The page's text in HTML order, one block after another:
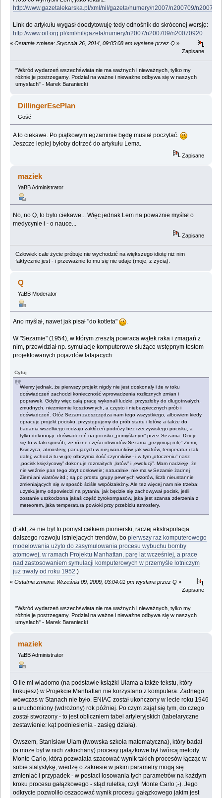
http://www.gazetalekarska.pl/xml/nil/gazeta/numery/n2007/n200709/
Link do artykułu wygasł doedytowuję tedy odnośnik do skróconej wersję:
http://www.oil.org.pl/xml/nil/gazeta/numery/n2007/n200709/n20070920
« Ostatnia zmiana: Stycznia 26, 2014, 09:05:08 am wysłana przez Q »
Zapisane
"Wśród wydarzeń wszechświata nie ma ważnych i nieważnych, tylko my
różnie je postrzegamy. Podział na ważne i nieważne odbywa się w naszych
umysłach" - Marek Baraniecki
DillingerEscPlan
Gość
A to ciekawe. Po piątkowym egzaminie będę musiał poczytać.
Jeszcze lepiej byłoby dotrzeć do artykułu Lema.
Zapisane
maziek
YaBB Administrator
No, no Q, to było ciekawe... Więc jednak Lem na poważnie myślał o
medycynie i - o nauce...
Zapisane
Człowiek całe życie próbuje nie wychodzić na większego idiotę niż nim
faktycznie jest - i przeważnie to mu się nie udaje (moje, z życia).
Q
YaBB Moderator
Ano myślał, nawet jak pisał "do kotleta" .
W "Sezamie" (1954), w którym zresztą powraca wątek raka i zmagań z
nim, przewidział np. symulacje komputerowe służące wstępnym testom
projektowanych pojazdów latajacych:
Cytuj
Wiemy jednak, że pierwszy projekt nigdy nie jest doskonały i że w toku
doświadczeń zachodzi konieczność wprowadzenia rozlicznych zmian i
poprawek. Gdyby więc całą pracę wykonali ludzie, przyszłoby do długotrwałych,
żmudnych, niezmiernie kosztownych, a często i niebezpiecznych prób i
doświadczeń. Otóż Sezam zaoszczędza nam tego wszystkiego, albowiem kiedy
opracuje projekt pocisku, przystępujemy do prób startu i lotów, a także do
badania wszelkiego rodzaju zakłóceń podróży bez rzeczywistego pocisku, a
tylko dokonując doświadczeń na pocisku „pomyślanym” przez Sezama. Dzieje
się to w taki sposób, że różne części obwodów Sezama „przyjmują rolę” Ziemi,
Księżyca, atmosfery, panujących w niej warunków, jak wiatrów, temperatur i tak
dalej; wchodzi tu w grę olbrzymia ilość czynników - i w tym „otoczeniu” nasz
„pocisk księżycowy” dokonuje rozmaitych „lotów” i „ewolucji”. Mam nadzieję, że
nie weźmie pan tego zbyt dosłownie; naturalnie, nie ma w Sezamie żadnej
Ziemi ani wiatrów itd.; są po prostu grupy pewnych wzorów, liczb nieustannie
zmieniających się w sposób ściśle współzależny. Ale też więcej nam nie trzeba;
uzyskujemy odpowiedzi na pytania, jak będzie się zachowywał pocisk, jeśli
zostanie uszkodzona jakaś część żyrokompasów, jaka jest szansa zderzenia z
meteorem, jaka temperatura powłoki przy przebiciu atmosfery.
(Fakt, że nie był to pomysł całkiem pionierski, raczej ekstrapolacja
dalszego rozwoju istniejacych trendów, bopierwszy raz komputerowego
modelowania użyto do zasymulowania procesu wybuchu bomby
atomowej, w ramach Projektu Manhattan, parę lat wcześniej, a prace
nad zastosowaniem symulacji komputerowych w przemyśle lotniczym
już trwały od roku 1952.)
« Ostatnia zmiana: Września 09, 2009, 03:04:01 pm wysłana przez Q »
Zapisane
"Wśród wydarzeń wszechświata nie ma ważnych i nieważnych, tylko my
różnie je postrzegamy. Podział na ważne i nieważne odbywa się w naszych
umysłach" - Marek Baraniecki
maziek
YaBB Administrator
O ile mi wiadomo (na podstawie książki Ulama a także tekstu, który
linkujesz) w Projekcie Manhattan nie korzystano z komputera. Żadnego
wówczas w Stanach nie było. ENIAC został ukończony w lecie roku 1946
a uruchomiony (wdrożony) rok później. Po czym zajął się tym, do czego
został stworzony - to jest obliczniem tabel artyleryjskich (tabelaryczne
zestawienie: kąt podniesienia - zasięg działa).
Owszem, Stanisław Ulam (lwowska szkoła matematyczna), który badał
(a może był w nich zakochany) procesy gałązkowe był twórcą metody
Monte Carlo, która pozwalała szacować wynik takich procesów łącząc w
sobie statystykę, wiedzę o zakresie w jakim parametry mogą się
zmieniać i przypadek - w postaci losowania tych parametrów na każdym
kroku procesu gałązkowego - stąd ruletka, czyli Monte Carlo ;-). Jego
odkrycie pozwoliło oszacować wynik procesu gałązkowego jakim jest